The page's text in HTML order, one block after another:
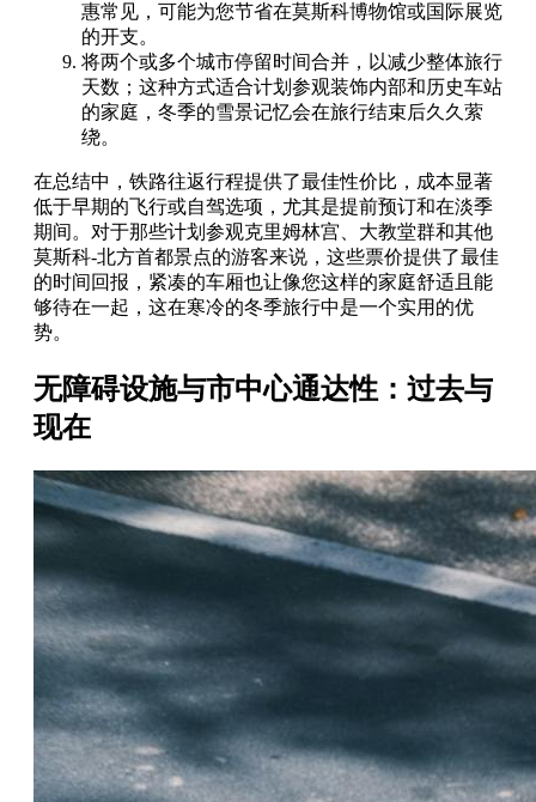
惠常见，可能为您节省在莫斯科博物馆或国际展览
的开支。
将两个或多个城市停留时间合并，以减少整体旅行
天数；这种方式适合计划参观装饰内部和历史车站
的家庭，冬季的雪景记忆会在旅行结束后久久萦
绕。
在总结中，铁路往返行程提供了最佳性价比，成本显著
低于早期的飞行或自驾选项，尤其是提前预订和在淡季
期间。对于那些计划参观克里姆林宫、大教堂群和其他
莫斯科-北方首都景点的游客来说，这些票价提供了最佳
的时间回报，紧凑的车厢也让像您这样的家庭舒适且能
够待在一起，这在寒冷的冬季旅行中是一个实用的优
势。
无障碍设施与市中心通达性：过去与
现在